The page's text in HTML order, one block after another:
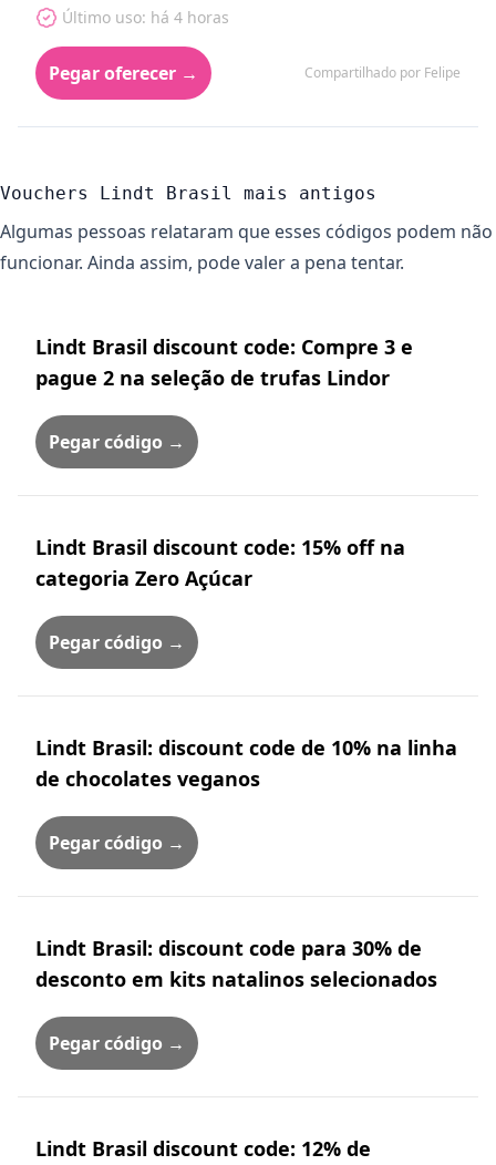
Último uso: há 4 horas
Pegar oferecer → Compartilhado por Felipe
Vouchers Lindt Brasil mais antigos
Algumas pessoas relataram que esses códigos podem não
funcionar. Ainda assim, pode valer a pena tentar.
Lindt Brasil discount code: Compre 3 e
pague 2 na seleção de trufas Lindor
Pegar código →
Lindt Brasil discount code: 15% off na
categoria Zero Açúcar
Pegar código →
Lindt Brasil: discount code de 10% na linha
de chocolates veganos
Pegar código →
Lindt Brasil: discount code para 30% de
desconto em kits natalinos selecionados
Pegar código →
Lindt Brasil discount code: 12% de